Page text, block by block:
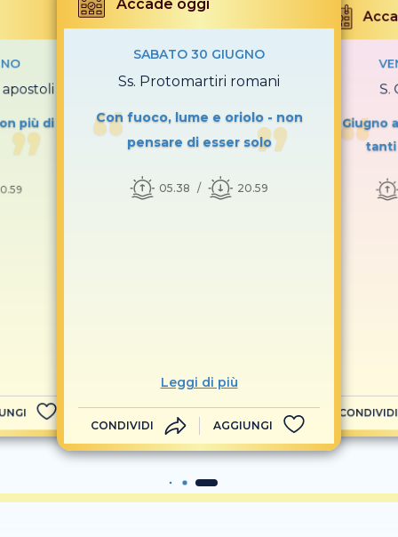
apostoli
più di
Accade oggi
SABATO 30 GIUGNO
Ss. Protomartiri romani
Con fuoco, lume e oriolo - non
pensare di esser solo
05.38 20.59
Leggi di più
CONDIVIDI AGGIUNGI
S.
Giugno
tanti
CONDIVIDI